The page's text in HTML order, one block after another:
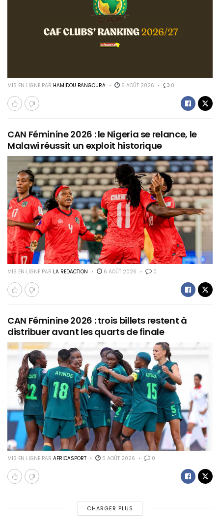
MIS EN LIGNE PAR HAMIDOU BANGOURA 6 AOÛT 2026 0
CAN Féminine 2026 : le Nigeria se relance, le
Malawi réussit un exploit historique
MIS EN LIGNE PAR LA REDACTION 6 AOÛT 2026 0
CAN Féminine 2026 : trois billets restent à
distribuer avant les quarts de finale
MIS EN LIGNE PAR AFRICASPORT 5 AOÛT 2026 0
CHARGER PLUS